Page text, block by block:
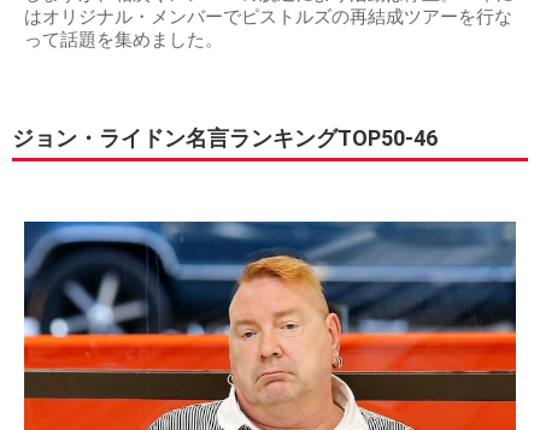
はオリジナル・メンバーでピストルズの再結成ツアーを行な
って話題を集めました。
ジョン・ライドン名言ランキングTOP50-46